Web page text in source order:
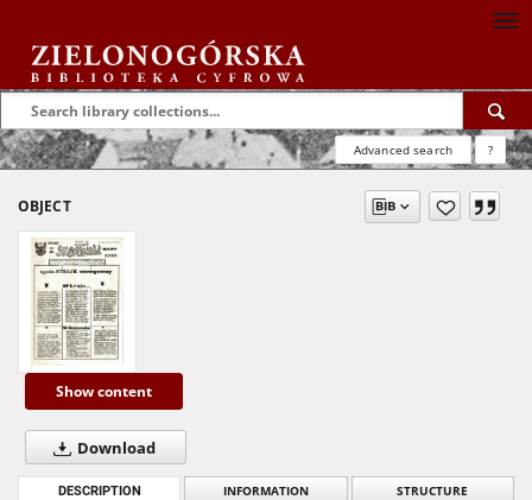
Advanced search ?
OBJECT
Show content
Download
DESCRIPTION INFORMATION STRUCTURE